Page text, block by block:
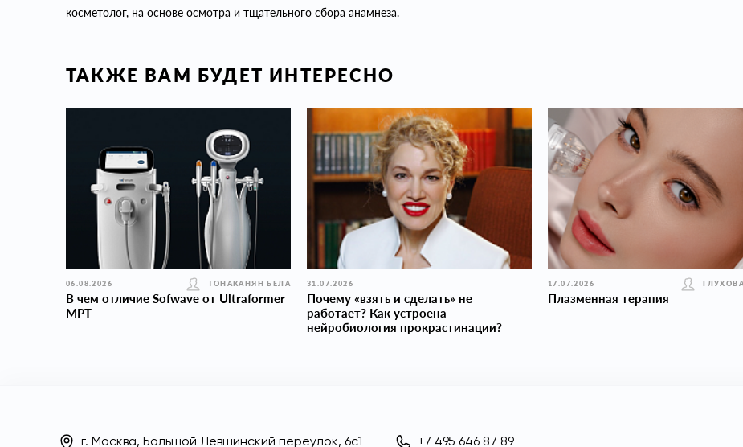
косметолог, на основе осмотра и тщательного сбора анамнеза.
ТАКЖЕ ВАМ БУДЕТ ИНТЕРЕСНО
06.08.2026 ТОНАКАНЯН БЕЛА
В чем отличие Sofwave от Ultraformer
MPT
31.07.2026
Почему «взять и сделать» не
работает? Как устроена
нейробиология прокраcтинации?
17.07.2026
Плазменная терапия
г. Москва, Большой Левшинский переулок, 6с1 +7 495 646 87 89